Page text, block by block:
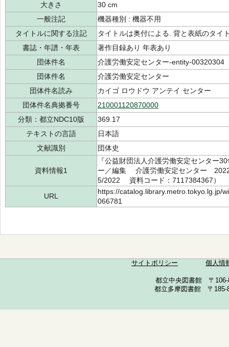
大きさ
30 cm
一般注記
機器種別 : 機器不用
タイトルに関する注記
タイトルは奥付による. 背と表紙のタイ
書誌・年譜・年表
著作目録あり 年表あり
団体件名
介護労働安定センター-entity-00320304
団体件名
介護労働安定センター
団体件名読み
カイゴ ロウドウ アンテイ センター
団体件名典拠番号
210001120870000
分類：都立NDC10版
369.17
テキストの言語
日本語
文献識別
団体史
資料情報1
『公益財団法人介護労働安定センター
ー／編集 介護労働安定センター
5/2022 資料コード：7117384367）
URL
https://catalog.library.metro.tokyo.lg.jp/
066781
サイトポリシー 個人情
都立中央図書館 〒
都立多摩図書館 〒185-